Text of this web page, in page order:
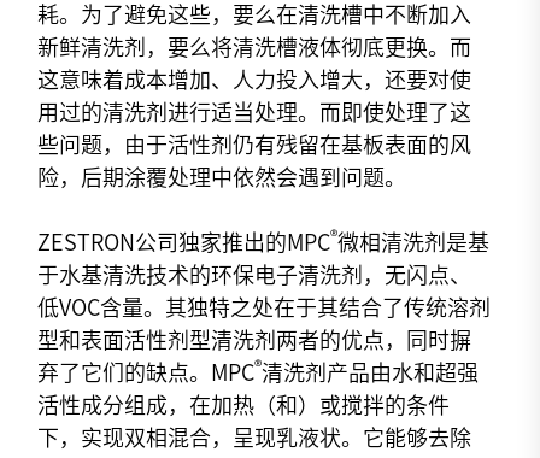
耗。为了避免这些，要么在清洗槽中不断加入
新鲜清洗剂，要么将清洗槽液体彻底更换。而
这意味着成本增加、人力投入增大，还要对使
用过的清洗剂进行适当处理。而即使处理了这
些问题，由于活性剂仍有残留在基板表面的风
险，后期涂覆处理中依然会遇到问题。
ZESTRON公司独家推出的MPC®微相清洗剂是基
于水基清洗技术的环保电子清洗剂，无闪点、
低VOC含量。其独特之处在于其结合了传统溶剂
型和表面活性剂型清洗剂两者的优点，同时摒
弃了它们的缺点。MPC®清洗剂产品由水和超强
活性成分组成，在加热（和）或搅拌的条件
下，实现双相混合，呈现乳液状。它能够去除